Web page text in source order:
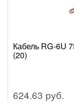
Кабель RG-6U
(20)
624.63 руб.